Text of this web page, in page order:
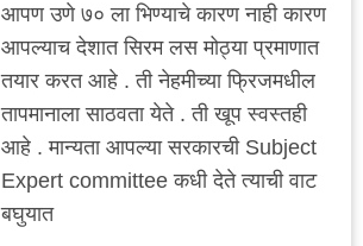
दिल्या
आहेत.
आपण उणे ७० ला भिण्याचे कारण नाही कारण
आपल्याच देशात सिरम लस मोठ्या प्रमाणात
तयार करत आहे . ती नेहमीच्या फ्रिजमधील
तापमानाला साठवता येते . ती खूप स्वस्तही
आहे . मान्यता आपल्या सरकारची Subject
Expert committee कधी देते त्याची वाट
बघुयात